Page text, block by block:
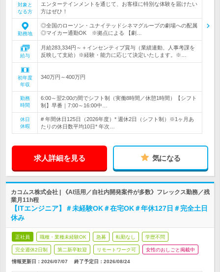
対象と
なる方
エンターテインメントを通じて、お客様に特別な体験を届けたい
方はぜひ！
勤務地
◎全国のローソン・ユナイテッドシネマグループの劇場への配属
◎マイカー通勤OK ※拠点による 【劇…
給与
月給283,334円～＋インセンティブ賞与（業績連動、人事考課を
反映して支給）※経験・能力に応じて決定いたします。※…
初年度
年収
340万円～400万円
勤務
時間
6:00～翌2:00の間でシフト制（実働8時間／休憩1時間）【シフト
制】早番｜7:00～16:00中…
休日
休暇
# 年間休日125日（2026年度）* 週休2日（シフト制）※1ヶ月あ
たりの休日数平均10日* 年次…
求人詳細を見る 気になる
カコムス株式会社 | 《AI活用／自社内開発案件が多数》フレックス勤務／残
業月11h程
【ITエンジニア】＃未経験OK＃在宅OK＃年休127日＃完全土日
休み
正社員 職種・業種未経験OK 急募 転勤なし 学歴不問
完全週休2日制 第二新卒歓迎 リモートワーク可 女性のおしごと掲載中
情報更新日：2026/07/07 終了予定日： 2026/08/24